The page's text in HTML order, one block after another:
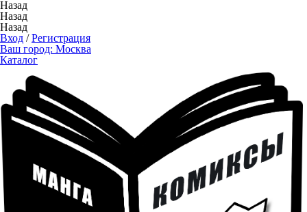
Назад
Назад
Назад
Вход /Регистрация
Ваш город: Москва
Каталог